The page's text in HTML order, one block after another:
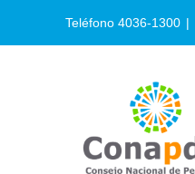
Teléfono 4036-1300 |